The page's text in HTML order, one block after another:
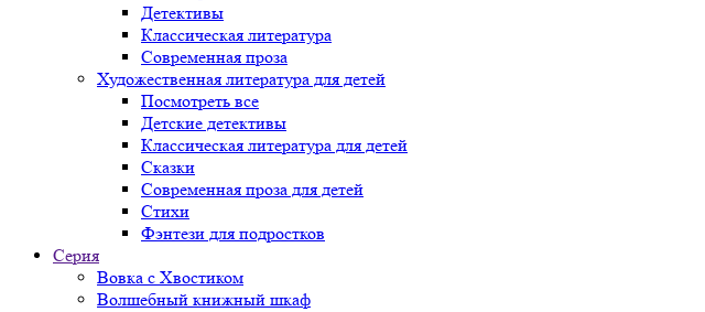
Детективы
Классическая литература
Современная проза
Художественная литература для детей
Посмотреть все
Детские детективы
Классическая литература для детей
Сказки
Современная проза для детей
Стихи
Фэнтези для подростков
Серия
Вовка с Хвостиком
Волшебный книжный шкаф